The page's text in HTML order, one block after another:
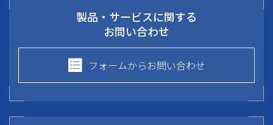
製品・サービスに関する
お問い合わせ
フォームからお問い合わせ